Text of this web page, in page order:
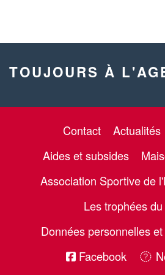
TOUJOURS À
Contact Actualités
Aides et subsides
Association Sportive de
Les trophées
Données personnelles
Facebook